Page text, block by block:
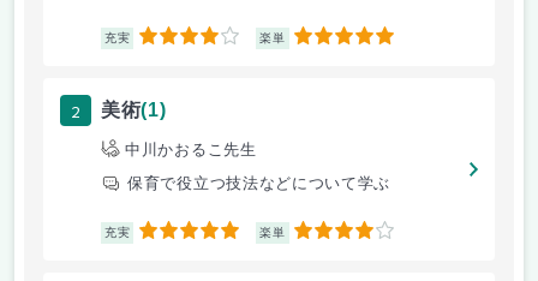
充実 4 楽単 5
2 美術(1)
中川かおるこ先生
保育で役立つ技法などについて学ぶ
充実 5 楽単 4